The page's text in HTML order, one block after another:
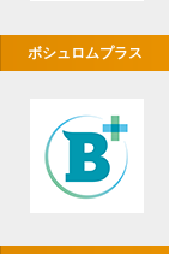
ボシュロムプラス